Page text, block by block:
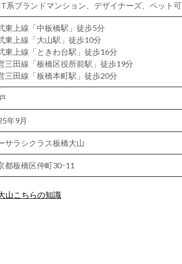
系ブランドマンション、デザイナーズ、ペット可
東上線「中板橋駅」徒歩5分
東上線「大山駅」徒歩10分
東上線「ときわ台駅」徒歩16分
三田線「板橋区役所前駅」徒歩19分
三田線「板橋本町駅」徒歩20分
年9月
サラシクラス板橋大山
都板橋区仲町30ｰ11
山こちらの知識